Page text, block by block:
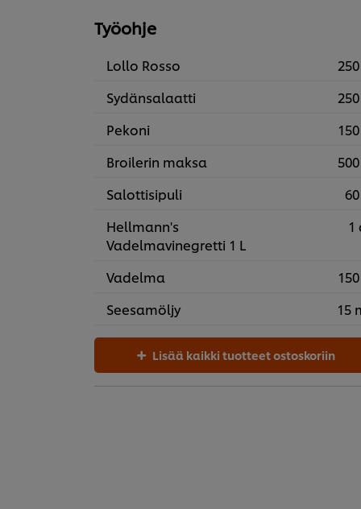
Työohje
Lollo Rosso
Sydänsalaatti
Pekoni
Broilerin maksa
Salottisipuli
Hellmann's
Vadelmavinegretti 1 L
1
Vadelma
Seesamöljy
15
Lisää kaikki tuotteet ostoskoriin